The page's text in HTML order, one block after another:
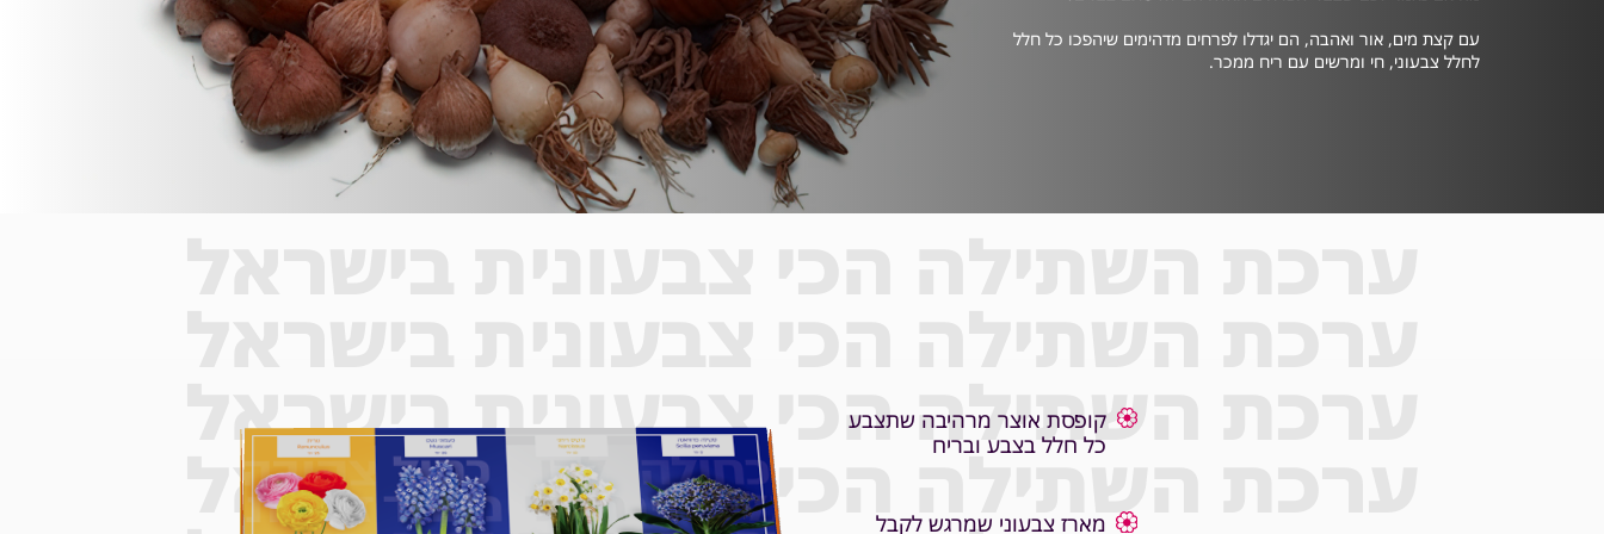
עם קצת מים, אור ואהבה, הם יגדלו לפרחים מדהימים שיהפכו כל חלל
לחלל צבעוני, חי ומרשים עם ריח ממכר.
ערכת השתילה הכי צבעונית בישראל
ערכת השתילה הכי צבעונית בישראל
קופסה מהממת שתצבע כל
חלל בצבע ובריח
מארז צבעוני במיוחד שמתאים
קופסת אוצר מרהיבה שתצבע
כל חלל בצבע ובריח
מארז צבעוני שמרגש לקבל
דחוף